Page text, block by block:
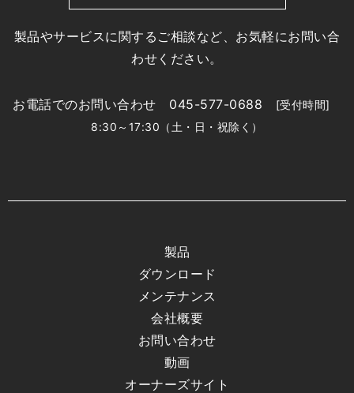
製品やサービスに関するご相談など、お気軽にお問い合
わせください。
お電話でのお問い合わせ 045-577-0688
[受付時間]
8:30～17:30（土・日・祝除く）
製品
ダウンロード
メンテナンス
会社概要
お問い合わせ
動画
オーナーズサイト